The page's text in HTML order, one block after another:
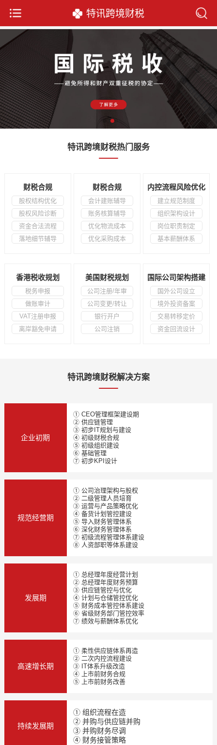
特讯跨境财税
特讯跨境财税热门服务
财税合规
股权结构优化
股权风险诊断
资金合法流程
落地细节辅导
财税合规
会计建账辅导
账务核算辅导
优化物流成本
优化采购成本
内控流程风险优化
建立规范制度
组织架构设计
岗位职责制定
基本薪酬体系
香港税收规划
税务申报
做账审计
VAT注册申报
离岸豁免申请
美国财税规划
公司注册/年审
公司变更/转让
银行开户
公司注销
国际公司架构搭建
国外公司设立
境外投资备案
交易转移定价
资金回流设计
特讯跨境财税解决方案
企业初期
① CEO管理框架建设期
② 供应链管理
③ 初步IT规划与建设
④ 初级财税合规
⑤ 初级组织建设
⑥ 基础管理
⑦ 初步KPI设计
规范经营期
① 公司治理架构与股权
② 二级管理人员培育
③ 运营与产品策略优化
④ 备货计划管控建设
⑤ 导入财务管理体系
⑥ 深化财务管理体系
⑦ 初级流程管理体系建设
⑧ 人资部职等体系建设
发展期
① 总经理年度经营计划
② 总经理年度财务预算
③ 供应链管控与优化
④ 计划与仓储管控优化
⑤ 财务成本管控体系建设
⑥ 省级财务部门管控效率
⑦ 绩效与薪酬体系优化
高速增长期
① 柔性供应链体系再造
② 二次内控流程建设
③ IT体系升级改造
④ 上市前财务合规
⑤ 上市前财务改善
持续发展期
① 组织流程在造
② 并购与供应链并购
③ 并购财务尽调
④ 财务接管策略